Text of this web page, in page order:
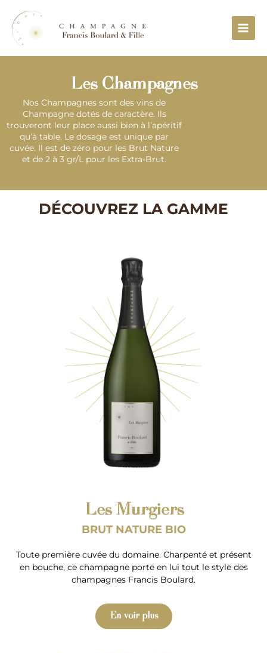
contenu
Menu
Les Champagnes
Nos Champagnes sont des vins de
Champagne dotés de caractère. Ils
trouveront leur place aussi bien à l’apéritif
qu’à table. Le dosage est unique par
cuvée. Il est de zéro pour les Brut Nature
et de 2 à 3 gr/L pour les Extra-Brut.
DÉCOUVREZ LA GAMME
Les Murgiers
BRUT NATURE BIO
Toute première cuvée du domaine. Charpenté et présent
en bouche, ce champagne porte en lui tout le style des
champagnes Francis Boulard.
En voir plus